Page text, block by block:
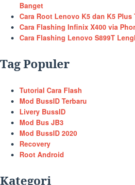
Banget
Cara Root Lenovo K5 dan K5 Plus
Cara Flashing Infinix X400 via
Cara Flashing Lenovo S899T
Tag Populer
Tutorial Cara Flash
Mod BussID Terbaru
Livery BussID
Mod Bus JB3
Mod BussID 2020
Recovery
Root Android
Kategori